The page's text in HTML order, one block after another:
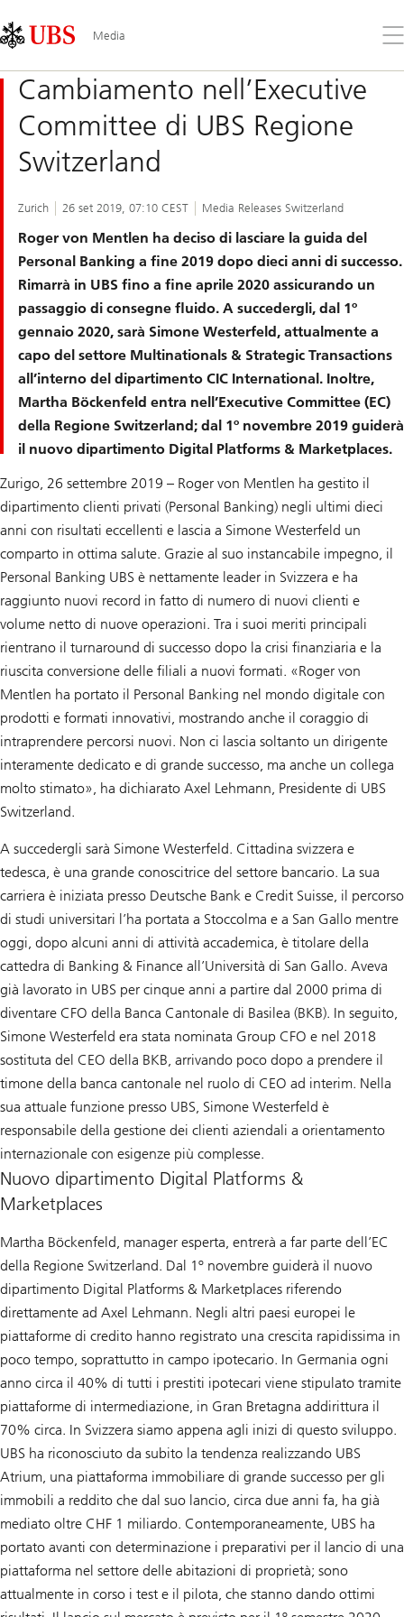
Links
Area
Media
il
Cambiamento nell’Executive
Committee di UBS Regione
Switzerland
Zurich 26 set 2019, 07:10 CEST Media Releases Switzerland
Roger von Mentlen ha deciso di lasciare la guida del
Personal Banking a fine 2019 dopo dieci anni di successo.
Rimarrà in UBS fino a fine aprile 2020 assicurando un
passaggio di consegne fluido. A succedergli, dal 1º
gennaio 2020, sarà Simone Westerfeld, attualmente a
capo del settore Multinationals & Strategic Transactions
all’interno del dipartimento CIC International. Inoltre,
Martha Böckenfeld entra nell’Executive Committee (EC)
della Regione Switzerland; dal 1º novembre 2019 guiderà
il nuovo dipartimento Digital Platforms & Marketplaces.
Zurigo, 26 settembre 2019 – Roger von Mentlen ha gestito il
dipartimento clienti privati (Personal Banking) negli ultimi dieci
anni con risultati eccellenti e lascia a Simone Westerfeld un
comparto in ottima salute. Grazie al suo instancabile impegno, il
Personal Banking UBS è nettamente leader in Svizzera e ha
raggiunto nuovi record in fatto di numero di nuovi clienti e
volume netto di nuove operazioni. Tra i suoi meriti principali
rientrano il turnaround di successo dopo la crisi finanziaria e la
riuscita conversione delle filiali a nuovi formati. «Roger von
Mentlen ha portato il Personal Banking nel mondo digitale con
prodotti e formati innovativi, mostrando anche il coraggio di
intraprendere percorsi nuovi. Non ci lascia soltanto un dirigente
interamente dedicato e di grande successo, ma anche un collega
molto stimato», ha dichiarato Axel Lehmann, Presidente di UBS
Switzerland.
A succedergli sarà Simone Westerfeld. Cittadina svizzera e
tedesca, è una grande conoscitrice del settore bancario. La sua
carriera è iniziata presso Deutsche Bank e Credit Suisse, il percorso
di studi universitari l’ha portata a Stoccolma e a San Gallo mentre
oggi, dopo alcuni anni di attività accademica, è titolare della
cattedra di Banking & Finance all’Università di San Gallo. Aveva
già lavorato in UBS per cinque anni a partire dal 2000 prima di
diventare CFO della Banca Cantonale di Basilea (BKB). In seguito,
Simone Westerfeld era stata nominata Group CFO e nel 2018
sostituta del CEO della BKB, arrivando poco dopo a prendere il
timone della banca cantonale nel ruolo di CEO ad interim. Nella
sua attuale funzione presso UBS, Simone Westerfeld è
responsabile della gestione dei clienti aziendali a orientamento
internazionale con esigenze più complesse.
Nuovo dipartimento Digital Platforms &
Marketplaces
Martha Böckenfeld, manager esperta, entrerà a far parte dell’EC
della Regione Switzerland. Dal 1º novembre guiderà il nuovo
dipartimento Digital Platforms & Marketplaces riferendo
direttamente ad Axel Lehmann. Negli altri paesi europei le
piattaforme di credito hanno registrato una crescita rapidissima in
poco tempo, soprattutto in campo ipotecario. In Germania ogni
anno circa il 40% di tutti i prestiti ipotecari viene stipulato tramite
piattaforme di intermediazione, in Gran Bretagna addirittura il
70% circa. In Svizzera siamo appena agli inizi di questo sviluppo.
UBS ha riconosciuto da subito la tendenza realizzando UBS
Atrium, una piattaforma immobiliare di grande successo per gli
immobili a reddito che dal suo lancio, circa due anni fa, ha già
mediato oltre CHF 1 miliardo. Contemporaneamente, UBS ha
portato avanti con determinazione i preparativi per il lancio di una
piattaforma nel settore delle abitazioni di proprietà; sono
attualmente in corso i test e il pilota, che stanno dando ottimi